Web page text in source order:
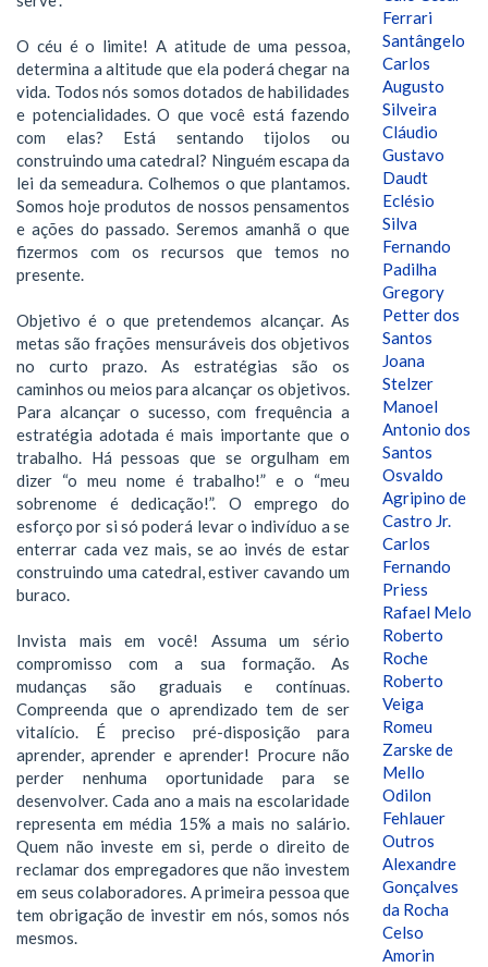
O céu é o limite! A atitude de uma pessoa,
determina a altitude que ela poderá chegar na
vida. Todos nós somos dotados de habilidades
e potencialidades. O que você está fazendo
com elas? Está sentando tijolos ou
construindo uma catedral? Ninguém escapa da
lei da semeadura. Colhemos o que plantamos.
Somos hoje produtos de nossos pensamentos
e ações do passado. Seremos amanhã o que
fizermos com os recursos que temos no
presente.
Objetivo é o que pretendemos alcançar. As
metas são frações mensuráveis dos objetivos
no curto prazo. As estratégias são os
caminhos ou meios para alcançar os objetivos.
Para alcançar o sucesso, com frequência a
estratégia adotada é mais importante que o
trabalho. Há pessoas que se orgulham em
dizer “o meu nome é trabalho!” e o “meu
sobrenome é dedicação!”. O emprego do
esforço por si só poderá levar o indivíduo a se
enterrar cada vez mais, se ao invés de estar
construindo uma catedral, estiver cavando um
buraco.
Invista mais em você! Assuma um sério
compromisso com a sua formação. As
mudanças são graduais e contínuas.
Compreenda que o aprendizado tem de ser
vitalício. É preciso pré-disposição para
aprender, aprender e aprender! Procure não
perder nenhuma oportunidade para se
desenvolver. Cada ano a mais na escolaridade
representa em média 15% a mais no salário.
Quem não investe em si, perde o direito de
reclamar dos empregadores que não investem
em seus colaboradores. A primeira pessoa que
tem obrigação de investir em nós, somos nós
mesmos.
Ferrari
Santângelo
Carlos
Augusto
Silveira
Cláudio
Gustavo
Daudt
Eclésio
Silva
Fernando
Padilha
Gregory
Petter dos
Santos
Joana
Stelzer
Manoel
Antonio dos
Santos
Osvaldo
Agripino de
Castro Jr.
Carlos
Fernando
Priess
Rafael Melo
Roberto
Roche
Roberto
Veiga
Romeu
Zarske de
Mello
Odilon
Fehlauer
Outros
Alexandre
Gonçalves
da Rocha
Celso
Amorin